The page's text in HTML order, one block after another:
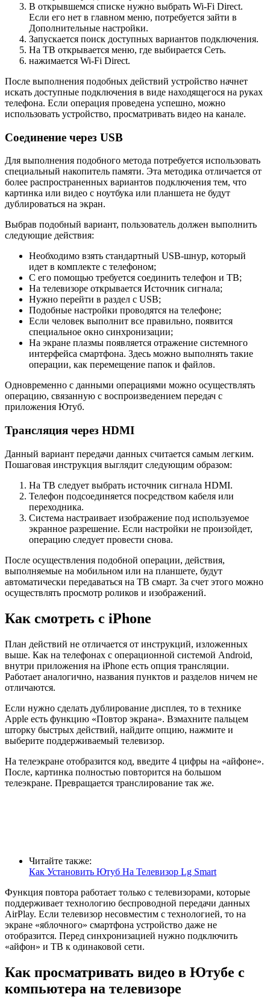
В открывшемся списке нужно выбрать Wi-Fi Direct.
Если его нет в главном меню, потребуется зайти в
Дополнительные настройки.
Запускается поиск доступных вариантов подключения.
На ТВ открывается меню, где выбирается Сеть.
нажимается Wi-Fi Direct.
После выполнения подобных действий устройство начнет
искать доступные подключения в виде находящегося на руках
телефона. Если операция проведена успешно, можно
использовать устройство, просматривать видео на канале.
Соединение через USB
Для выполнения подобного метода потребуется использовать
специальный накопитель памяти. Эта методика отличается от
более распространенных вариантов подключения тем, что
картинка или видео с ноутбука или планшета не будут
дублироваться на экран.
Выбрав подобный вариант, пользователь должен выполнить
следующие действия:
Необходимо взять стандартный USB-шнур, который
идет в комплекте с телефоном;
С его помощью требуется соединить телефон и ТВ;
На телевизоре открывается Источник сигнала;
Нужно перейти в раздел с USB;
Подобные настройки проводятся на телефоне;
Если человек выполнит все правильно, появится
специальное окно синхронизации;
На экране плазмы появляется отражение системного
интерфейса смартфона. Здесь можно выполнять такие
операции, как перемещение папок и файлов.
Одновременно с данными операциями можно осуществлять
операцию, связанную с воспроизведением передач с
приложения Ютуб.
Трансляция через HDMI
Данный вариант передачи данных считается самым легким.
Пошаговая инструкция выглядит следующим образом:
На ТВ следует выбрать источник сигнала HDMI.
Телефон подсоединяется посредством кабеля или
переходника.
Система настраивает изображение под используемое
экранное разрешение. Если настройки не произойдет,
операцию следует провести снова.
После осуществления подобной операции, действия,
выполняемые на мобильном или на планшете, будут
автоматически передаваться на ТВ смарт. За счет этого можно
осуществлять просмотр роликов и изображений.
Как смотреть с iPhone
План действий не отличается от инструкций, изложенных
выше. Как на телефонах с операционной системой Android,
внутри приложения на iPhone есть опция трансляции.
Работает аналогично, названия пунктов и разделов ничем не
отличаются.
Если нужно сделать дублирование дисплея, то в технике
Apple есть функцию «Повтор экрана». Взмахните пальцем
шторку быстрых действий, найдите опцию, нажмите и
выберите поддерживаемый телевизор.
На телеэкране отобразится код, введите 4 цифры на «айфоне».
После, картинка полностью повторится на большом
телеэкране. Превращается транслирование так же.
Читайте также:
Как Установить Ютуб На Телевизор Lg Smart
Функция повтора работает только с телевизорами, которые
поддерживает технологию беспроводной передачи данных
AirPlay. Если телевизор несовместим с технологией, то на
экране «яблочного» смартфона устройство даже не
отобразится. Перед синхронизацией нужно подключить
«айфон» и ТВ к одинаковой сети.
Как просматривать видео в Ютубе с
компьютера на телевизоре